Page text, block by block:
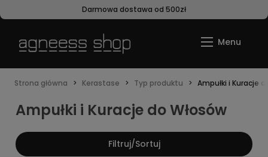
Darmowa dostawa od 500zł
Strona główna Kerastase Typ produktu Ampułki i Kuracje
Ampułki i Kuracje do Włosów
Filtruj/Sortuj